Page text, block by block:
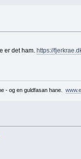
er det ham. https://
- og en guldfasan hane.